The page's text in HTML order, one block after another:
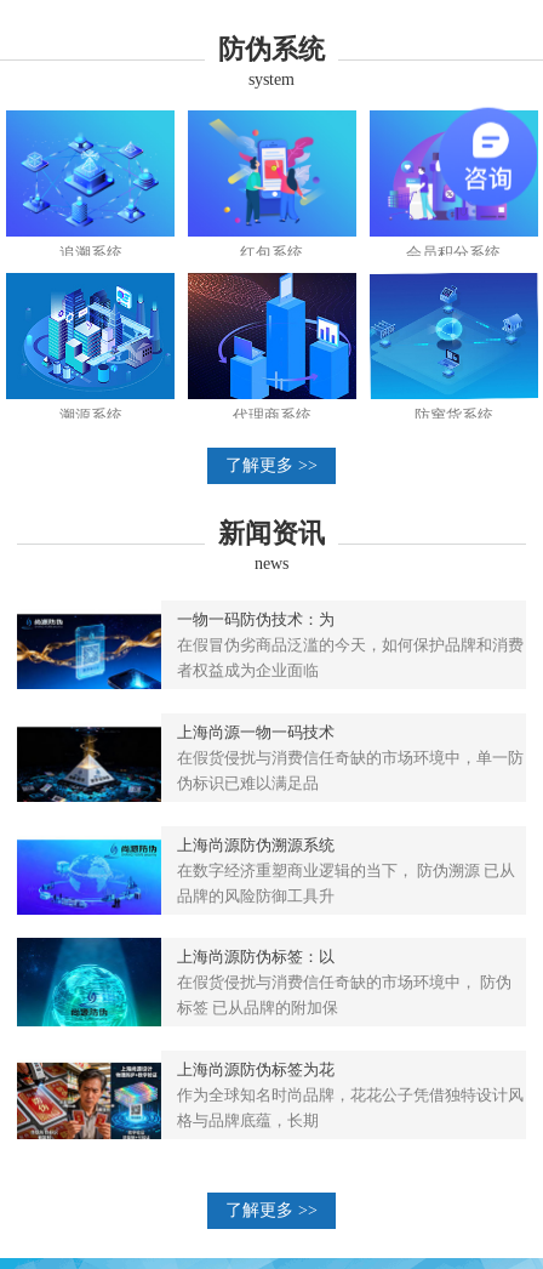
防伪系统
system
追溯系统 红包系统 会员积分系统
溯源系统 代理商系统 防窜货系统
了解更多 >>
新闻资讯
news
一物一码防伪技术：为
在假冒伪劣商品泛滥的今天，如何保护品牌和消费
者权益成为企业面临
上海尚源一物一码技术
在假货侵扰与消费信任奇缺的市场环境中，单一防
伪标识已难以满足品
上海尚源防伪溯源系统
在数字经济重塑商业逻辑的当下， 防伪溯源 已从
品牌的风险防御工具升
上海尚源防伪标签：以
在假货侵扰与消费信任奇缺的市场环境中， 防伪
标签 已从品牌的附加保
上海尚源防伪标签为花
作为全球知名时尚品牌，花花公子凭借独特设计风
格与品牌底蕴，长期
了解更多 >>